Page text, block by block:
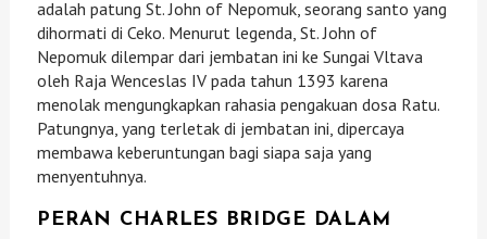
adalah patung St. John of Nepomuk, seorang santo yang
dihormati di Ceko. Menurut legenda, St. John of
Nepomuk dilempar dari jembatan ini ke Sungai Vltava
oleh Raja Wenceslas IV pada tahun 1393 karena
menolak mengungkapkan rahasia pengakuan dosa Ratu.
Patungnya, yang terletak di jembatan ini, dipercaya
membawa keberuntungan bagi siapa saja yang
menyentuhnya.
PERAN CHARLES BRIDGE DALAM